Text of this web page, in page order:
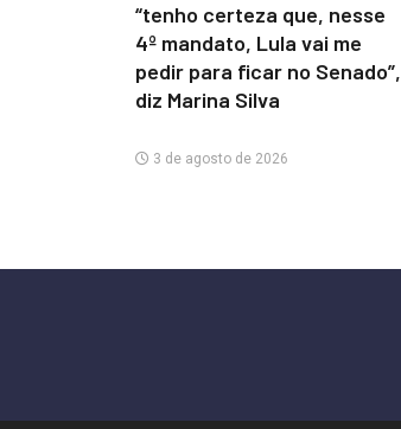
“tenho certeza que, nesse
4º mandato, Lula vai me
pedir para ficar no Senado”,
diz Marina Silva
3 de agosto de 2026